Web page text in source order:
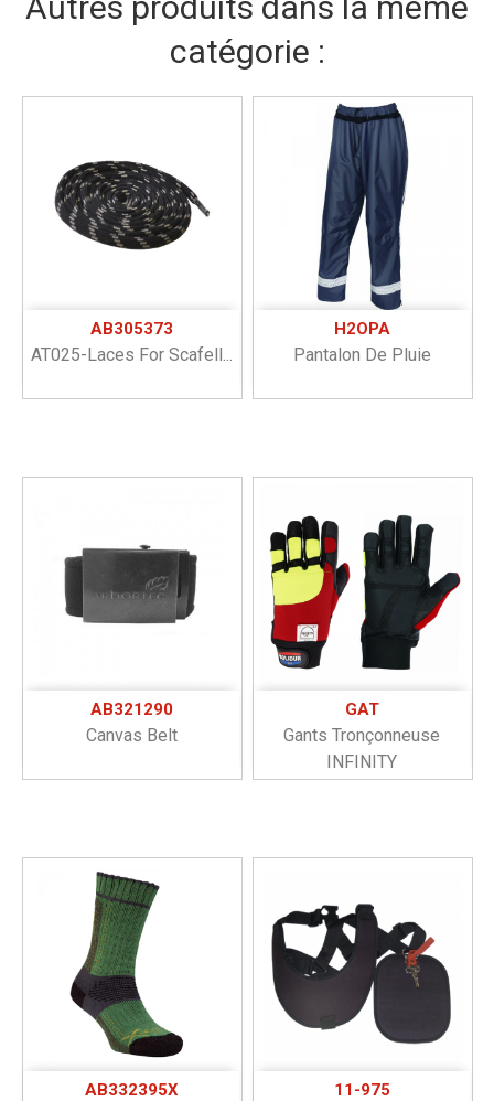
catégorie :
AB305373
AT025-Laces For Scafell...
H2OPA
Pantalon De Pluie
AB321290
Canvas Belt
GAT
Gants Tronçonneuse
INFINITY
AB332395X 11-975